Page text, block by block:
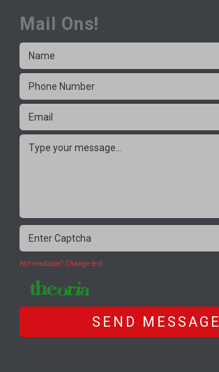
Mail Ons!
Not readable? Change text.
SEND MESSAGE